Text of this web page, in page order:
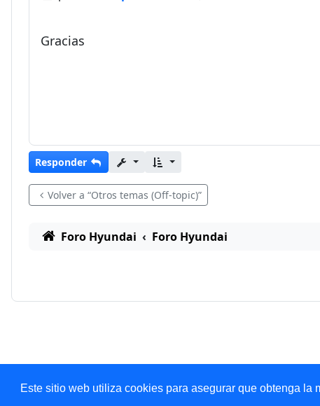
Este sitio web utiliza cookies para asegurar que obtenga la
Gracias
Responder
Volver a “Otros temas (Off-topic)”
Foro Hyundai Foro Hyundai